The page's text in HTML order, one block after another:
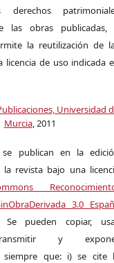
derechos
las obras publicadas,
la reutilización de
licencia de uso indicada
Universidad
Murcia, 2011
publican en la
la revista bajo una
3.0
Se pueden copiar,
y
siempre que: i) se cite